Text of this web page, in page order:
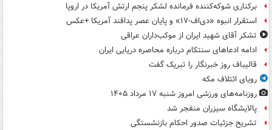
برکناری شوکه‌کننده فرمانده لشکر پنجم ارتش آمریکا در اروپا
استقرار انبوه «دی‌اف‑۱۷» و پایان عصر پدافند آمریکا +عکس
تشکر آقای شهید ایران از موکب‌داران عراقی
ادامه ادعاهای سنتکام درباره محاصره دریایی ایران
قالیباف روز خبرنگار را تبریک گفت
رویای ائتلاف مکه
روزنامه‌های ورزشی امروز ‌شنبه ۱۷ مرداد ۱۴۰۵
پالایشگاه سیزران منفجر شد
تشریح جزئیات صدور احکام بازنشستگی